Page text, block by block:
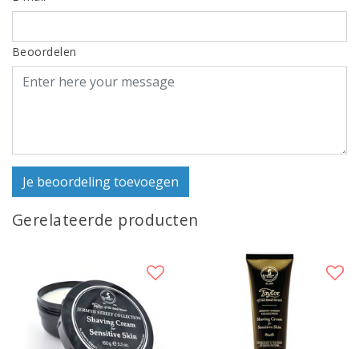
Beoordelen
Je beoordeling toevoegen
Gerelateerde producten